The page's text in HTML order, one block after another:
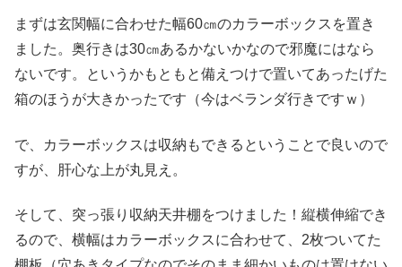
まずは玄関幅に合わせた幅60㎝のカラーボックスを置き
ました。奥行きは30㎝あるかないかなので邪魔にはなら
ないです。というかもともと備えつけで置いてあったげた
箱のほうが大きかったです（今はベランダ行きですｗ）
で、カラーボックスは収納もできるということで良いので
すが、肝心な上が丸見え。
そして、突っ張り収納天井棚をつけました！縦横伸縮でき
るので、横幅はカラーボックスに合わせて、2枚ついてた